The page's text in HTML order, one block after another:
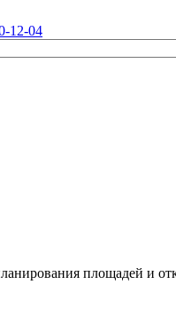
12-04
площадей и